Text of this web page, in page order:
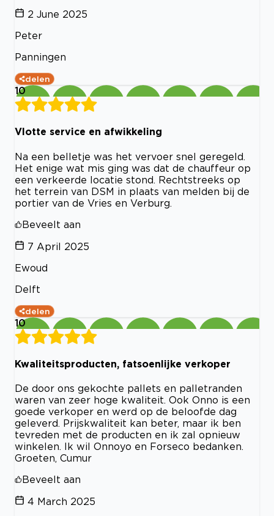
2 June 2025
Peter
Panningen
delen
10
Vlotte service en afwikkeling
Na een belletje was het vervoer snel geregeld.
Het enige wat mis ging was dat de chauffeur op
een verkeerde locatie stond. Rechtstreeks op
het terrein van DSM in plaats van melden bij de
portier van de Vries en Verburg.
Beveelt aan
7 April 2025
Ewoud
Delft
delen
10
Kwaliteitsproducten, fatsoenlijke verkoper
De door ons gekochte pallets en palletranden
waren van zeer hoge kwaliteit. Ook Onno is een
goede verkoper en werd op de beloofde dag
geleverd. Prijskwaliteit kan beter, maar ik ben
tevreden met de producten en ik zal opnieuw
winkelen. Ik wil Onnoyo en Forseco bedanken.
Groeten, Cumur
Beveelt aan
4 March 2025